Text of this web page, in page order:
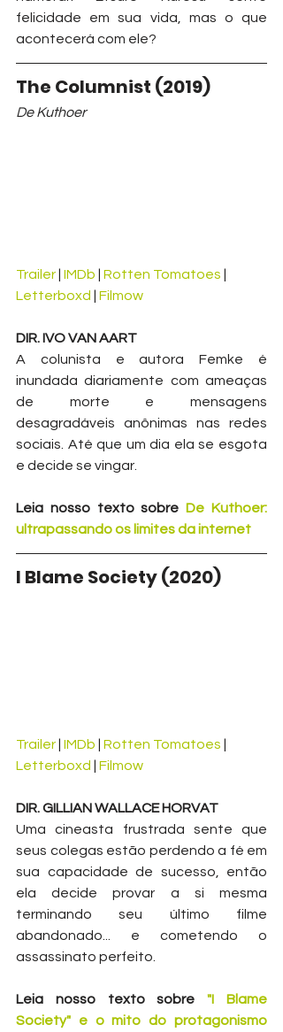
felicidade em sua vida, mas o que
acontecerá com ele?
The Columnist (2019)
De Kuthoer
Trailer IMDb Rotten Tomatoes
Letterboxd
Filmow
DIR. IVO VAN AART
A colunista e autora Femke é
inundada diariamente com ameaças
de morte e mensagens
desagradáveis anônimas nas redes
sociais. Até que um dia ela se esgota
e decide se vingar.
Leia nosso texto sobre De Kuthoer:
ultrapassando os limites da internet
I Blame Society (2020)
Trailer IMDb Rotten Tomatoes
Letterboxd
Filmow
DIR. GILLIAN WALLACE HORVAT
Uma cineasta frustrada sente que
seus colegas estão perdendo a fé em
sua capacidade de sucesso, então
ela decide provar a si mesma
terminando seu último filme
abandonado... e cometendo o
assassinato perfeito.
Leia nosso texto sobre "I Blame
Society" e o mito do protagonismo